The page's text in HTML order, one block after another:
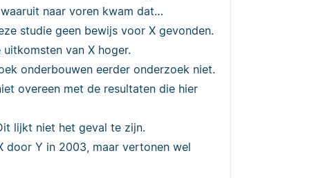
naar voren kwam dat…
studie geen bewijs voor X gevonden.
van X hoger.
onderbouwen eerder onderzoek niet.
overeen met de resultaten die hier
lijkt niet het geval te zijn.
door Y in 2003, maar vertonen wel